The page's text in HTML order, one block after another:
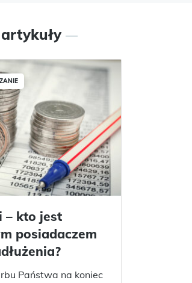
– kto jest
posiadaczem
Państwa na koniec